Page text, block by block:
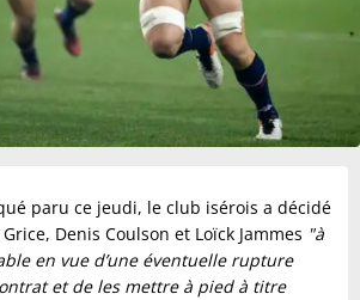
paru ce jeudi, le club isérois a décidé
Denis Coulson et Loïck Jammes "à
en vue d’une éventuelle rupture
et de les mettre à pied à titre